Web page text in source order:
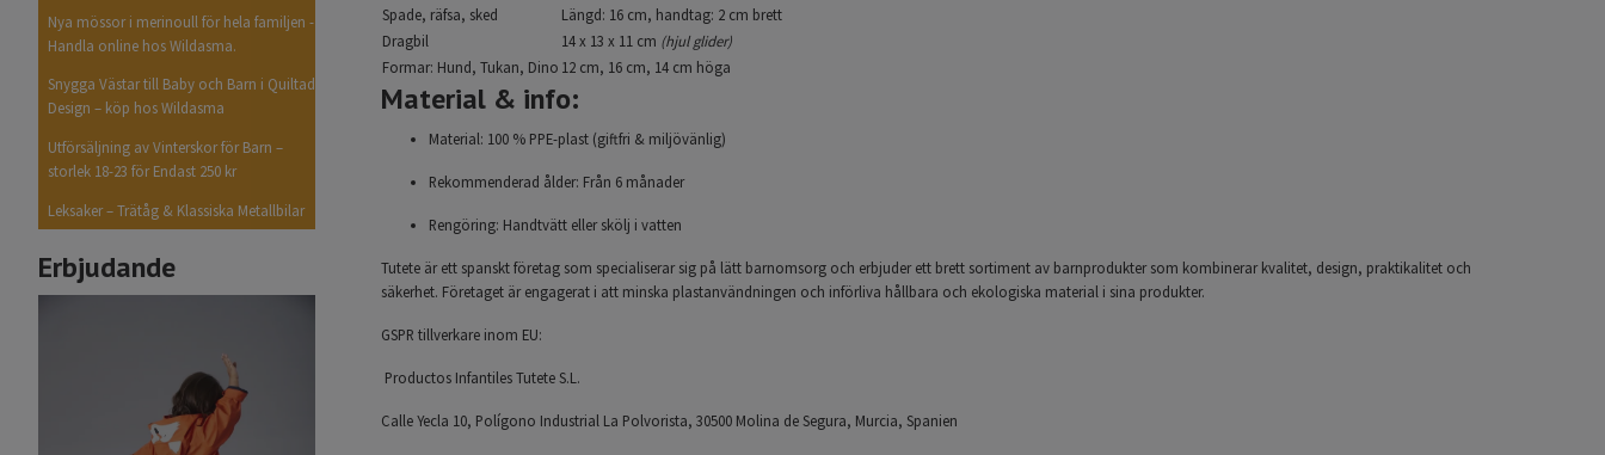
Nya mössor i merinoull för hela familjen -
Handla online hos Wildasma.
Snygga Västar till Baby och Barn i Quiltad
Design – köp hos Wildasma
Utförsäljning av Vinterskor för Barn –
storlek 18-23 för Endast 250 kr
Leksaker – Trätåg & Klassiska Metallbilar
Erbjudande
Spade, räfsa, sked
Längd: 16 cm, handtag: 2 cm brett
Dragbil
14 x 13 x 11 cm (hjul glider)
Formar: Hund, Tukan, Dino 12 cm, 16 cm, 14 cm höga
Material & info:
Material: 100 % PPE-plast (giftfri & miljövänlig)
Rekommenderad ålder: Från 6 månader
Rengöring: Handtvätt eller skölj i vatten
Tutete är ett spanskt företag som specialiserar sig på lätt barnomsorg och erbjuder ett brett sortiment av barnprodukter som kombinerar kvalitet, design, praktikalitet och
säkerhet. Företaget är engagerat i att minska plastanvändningen och införliva hållbara och ekologiska material i sina produkter.
GSPR tillverkare inom EU:
Productos Infantiles Tutete S.L.
Calle Yecla 10, Polígono Industrial La Polvorista, 30500 Molina de Segura, Murcia, Spanien